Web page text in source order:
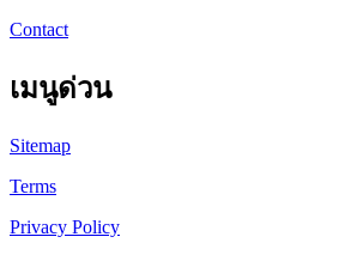
Contact
เมนูด่วน
Sitemap
Terms
Privacy Policy